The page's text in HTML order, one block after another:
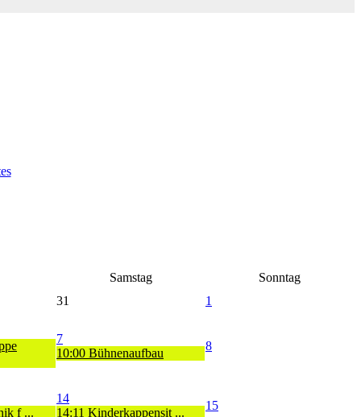
Samstag
Sonntag
31 1
7
10:00 Bühnenaufbau
8
f ...
14
14:11 Kinderkappensit ...
15